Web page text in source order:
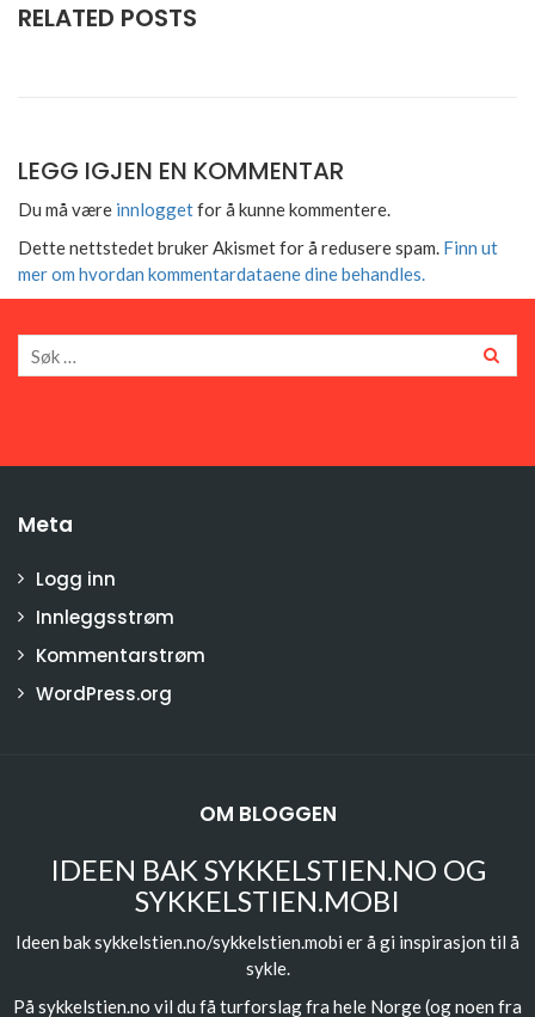
RELATED POSTS
LEGG IGJEN EN KOMMENTAR
Du må være innloggetfor å kunne kommentere.
Dette nettstedet bruker Akismet for å redusere spam. Finn ut
mer om hvordan kommentardataene dine behandles.
Meta
Logg inn
Innleggsstrøm
Kommentarstrøm
WordPress.org
OM BLOGGEN
IDEEN BAK SYKKELSTIEN.NO OG
SYKKELSTIEN.MOBI
Ideen bak sykkelstien.no/sykkelstien.mobi er å gi inspirasjon til å
sykle.
På sykkelstien.no vil du få turforslag fra hele Norge (og noen fra